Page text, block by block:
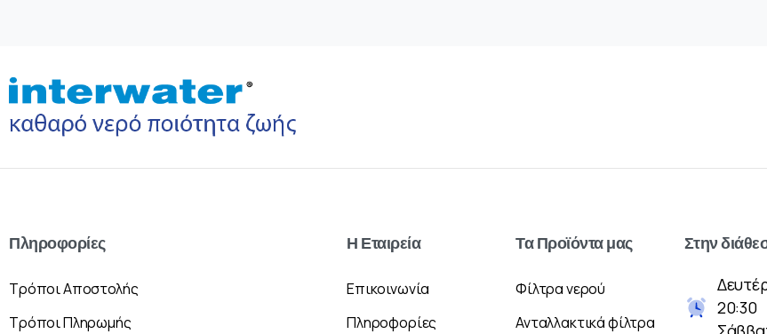
Πληροφορίες
Τρόποι Αποστολής
Τρόποι Πληρωμής
Η Εταιρεία
Επικοινωνία
Πληροφορίες
ΤαΠροϊόνταμας
Φίλτρα νερού
Ανταλλακτικά φίλτρα
Στην
20:30